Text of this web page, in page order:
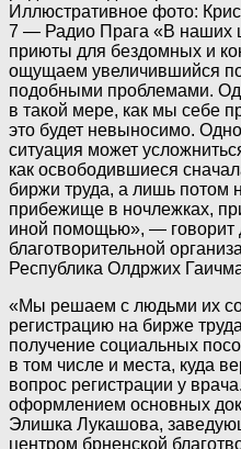
Иллюстративное фото:
7 — Радио Прага «В наших
приюты для бездомных и
ощущаем увеличившийся
подобными проблемами.
в такой мере, как мы себе
это будет невыносимо.
ситуация может
как освободившиеся
биржи труда, а лишь потом
прибежище в ночлежках,
иной помощью», — говорит
благотворительной
Республика Олдржих
«Мы решаем с людьми их
регистрацию на бирже
получение социальных
в том числе и места, куда
вопрос регистрации у
оформлением основных
Элишка Лукашова,
центром брненской